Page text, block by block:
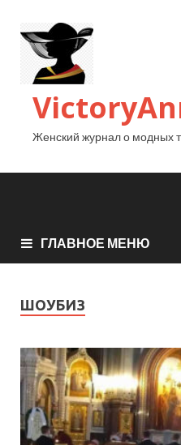
Женский журнал о модных
ГЛАВНОЕ МЕНЮ
ШОУБИЗ